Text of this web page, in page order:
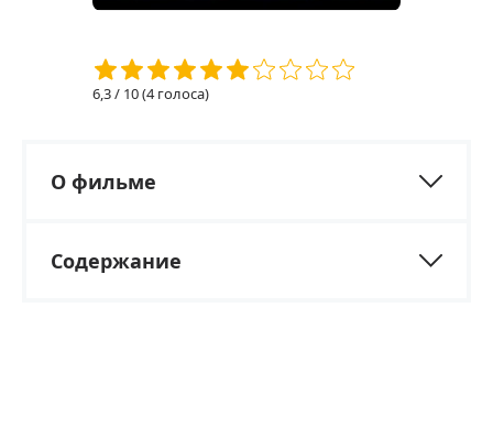
6,3/ 10 (4голоса)
О фильме
Содержание